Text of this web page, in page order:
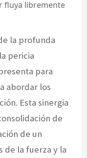
fluya libremente
la profunda
pericia
para
abordar los
Esta sinergia
de
de un
de la fuerza y la